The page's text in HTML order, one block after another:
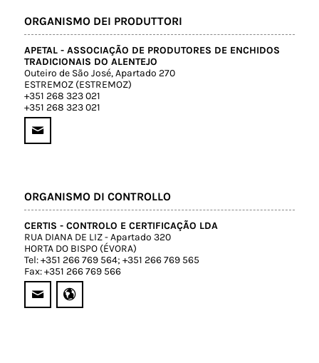
ORGANISMO DEI PRODUTTORI
APETAL - ASSOCIAÇÃO DE PRODUTORES DE ENCHIDOS
TRADICIONAIS DO ALENTEJO
Outeiro de São José, Apartado 270
ESTREMOZ (ESTREMOZ)
+351 268 323 021
+351 268 323 021
ORGANISMO DI CONTROLLO
CERTIS - CONTROLO E CERTIFICAÇÃO LDA
RUA DIANA DE LIZ - Apartado 320
HORTA DO BISPO (ÉVORA)
Tel: +351 266 769 564; +351 266 769 565
Fax: +351 266 769 566